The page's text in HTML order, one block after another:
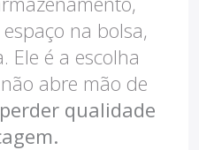
na bolsa,
Ele é a escolha
abre mão de
qualidade